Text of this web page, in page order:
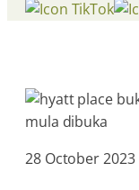
28 October 2023